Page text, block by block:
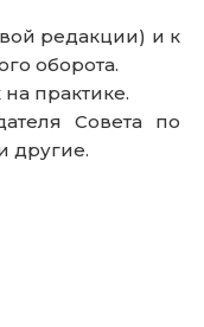
редакции) и к
оборота.
практике.
Совета по
другие.